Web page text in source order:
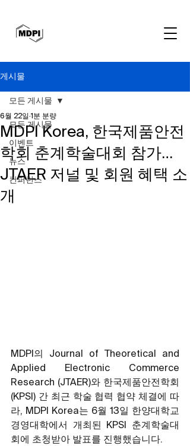
게시물
모든 게시물
이벤트
뉴스
컨퍼런스
모든 게시물
MDPI Korea, 한국제품안전
학회 춘계학술대회 참가…
JTAER 저널 및 회원 혜택 소
개
6월 22일 1분 분량
MDPI의 Journal of Theoretical and
Applied Electronic Commerce
Research (JTAER)와 한국제품안전학회
(KPSI) 간 최근 학술 협력 협약 체결에 따
라, MDPI Korea는 6월 13일 한양대학교
경영대학에서 개최된 KPSI 춘계학술대
회에 초청받아 발표를 진행했습니다.